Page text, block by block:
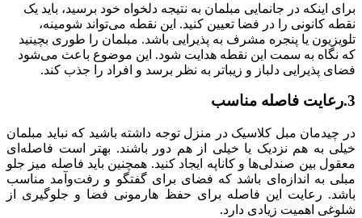
برای اینکه در جانمایی مبلمان به نتیجه دلخواه خود برسید، باید یک
نقطه کانونی را در فضا تعیین کنید. این نقطه می‌تواند شومینه،
تلویزیون یا پنجره مشرف به پذیرایی باشد. مبلمان را طوری بچینید
که نگاه به سمت این نقطه هدایت شود. این موضوع باعث می‌شود
فضای پذیرایی دلباز و زیباتر به نظر برسد و افراد را جذب کند.
3.رعایت فاصله مناسب
در چیدمان مبل کلاسیک در منزل توجه داشته باشید که نباید مبلمان
خیلی به هم نزدیک یا خیلی از هم دور باشند. بهتر است فاصله‌ای
معقول بین صندلی‌ها و کاناپه ایجاد کنید. همچنین باید فاصله میز جلو
مبلی به اندازه‌ای باشد که فضای برای گفتگو و رفت‌و‌آمد مناسب
باشد. رعایت این فاصله برای حفظ هارمونی فضا و جلوگیری از
شلوغی اهمیت زیادی دارد.